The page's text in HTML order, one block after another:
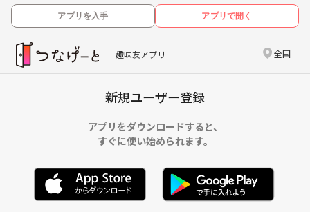
アプリを入手 アプリで開く
趣味友アプリ 全国
新規ユーザー登録
アプリをダウンロードすると、
すぐに使い始められます。